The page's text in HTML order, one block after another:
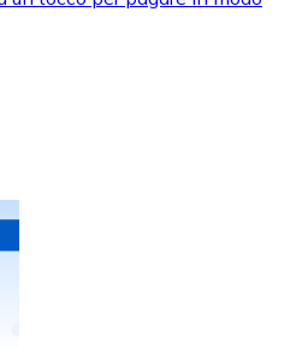
in contanti e altri mezzi di